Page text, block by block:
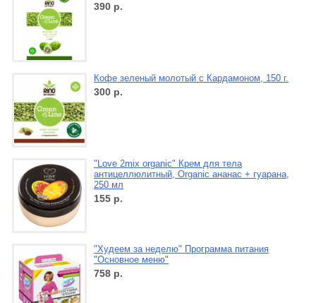
390 р.
Кофе зеленый молотый с Кардамоном, 150 г.
300 р.
"Love 2mix organic" Крем для тела
антицеллюлитный, Organic ананас + гуарана,
250 мл
155 р.
"Худеем за неделю" Программа питания
"Основное меню"
758 р.